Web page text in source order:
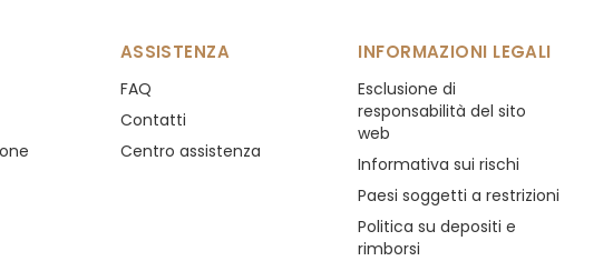
ASSISTENZA
FAQ
Contatti
Centro assistenza
INFORMAZIONI LEGALI
Esclusione di
responsabilità del sito
web
Informativa sui rischi
Paesi soggetti a restrizioni
Politica su depositi e
rimborsi